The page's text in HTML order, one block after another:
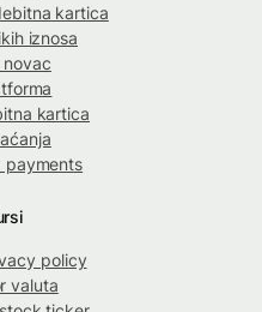
kartica
iznosa
novac
kartica
payments
policy
valuta